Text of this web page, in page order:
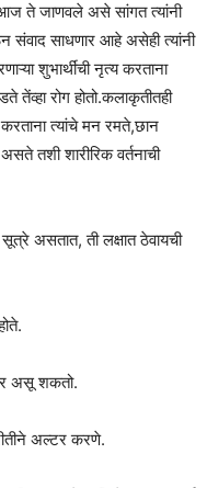
ते जाणवले असे सांगत त्यांनी
संवाद साधणार आहे असेही त्यांनी
शुभार्थींची नृत्य करताना
तेंव्हा रोग होतो.कलाकृतीतही
त्यांचे मन रमते,छान
तशी शारीरिक वर्तनाची
असतात, ती लक्षात ठेवायची
असू शकतो.
अल्टर करणे.